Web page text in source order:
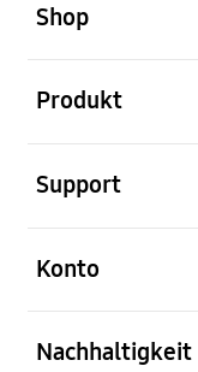
Shop
Produkt
Support
Konto
Nachhaltigkeit